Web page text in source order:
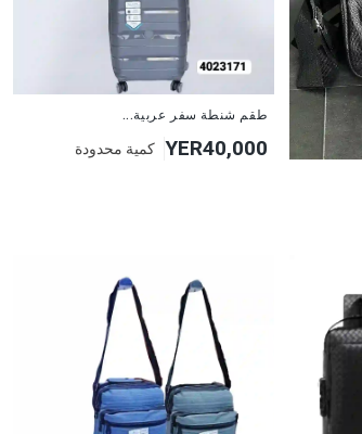
طقم شنطة سفر عربية...
YER40,000 كمية محدودة